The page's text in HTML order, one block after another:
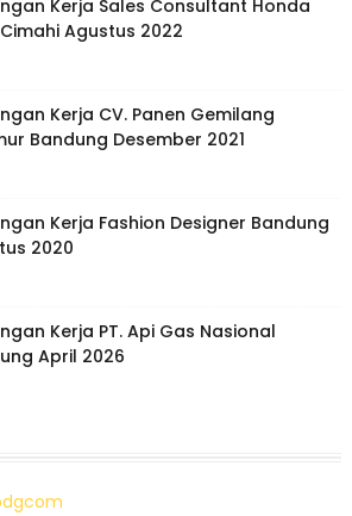
Kerja Sales Consultant Honda
Cimahi Agustus 2022
Kerja CV. Panen Gemilang
Bandung Desember 2021
Kerja Fashion Designer Bandung
2020
Kerja PT. Api Gas Nasional
April 2026